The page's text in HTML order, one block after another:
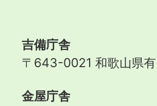
吉備庁舎
〒643-0021 和歌山県
金屋庁舎